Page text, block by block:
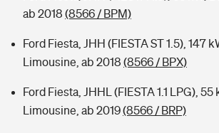
ab 2018 (8566 / BPM)
Ford Fiesta, JHH (FIESTA ST 1.5), 147
Limousine, ab 2018 (8566 / BPX)
Ford Fiesta, JHHL (FIESTA 1.1 LPG), 55
Limousine, ab 2019(8566 / BRP)